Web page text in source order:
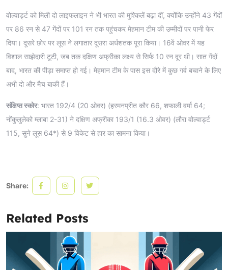
वोल्वार्ड्ट को मिली दो लाइफलाइन ने भी भारत की मुश्किलें बढ़ा दीं, क्योंकि उन्होंने 43 गेंदों
पर 86 रन से 47 गेंदों पर 101 रन तक पहुंचकर मेहमान टीम की उम्मीदों पर पानी फेर
दिया। दूसरे छोर पर लूस ने लगातार दूसरा अर्धशतक पूरा किया। 16वें ओवर में यह
विशाल साझेदारी टूटी, जब तक दक्षिण अफ्रीका लक्ष्य से सिर्फ 10 रन दूर थी। सात गेंदों
बाद, भारत की पीड़ा समाप्त हो गई। मेहमान टीम के पास इस दौरे में कुछ गर्व बचाने के लिए
अभी दो और मैच बाकी हैं।
संक्षिप्त स्कोर: भारत 192/4 (20 ओवर) (हरमनप्रीत कौर 66, शफाली वर्मा 64;
नोंकुलुलेको म्लाबा 2-31) ने दक्षिण अफ्रीका 193/1 (16.3 ओवर) (लौरा वोल्वार्ड्ट
115, सुने लूस 64*) से 9 विकेट से हार का सामना किया।
Share:
Related Posts